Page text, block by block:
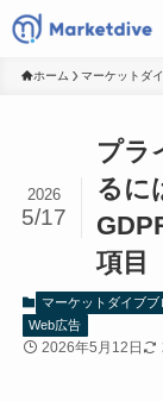
ホーム マーケットダ
プラ
るに
項目
2026
5/17
マーケットダイブ
Web広告
2026年5月12日